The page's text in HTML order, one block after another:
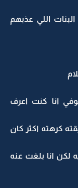
اللي عذبهم
انا كنت اعرف
كرهته اكثر كان
لكن انا بلغت عنه